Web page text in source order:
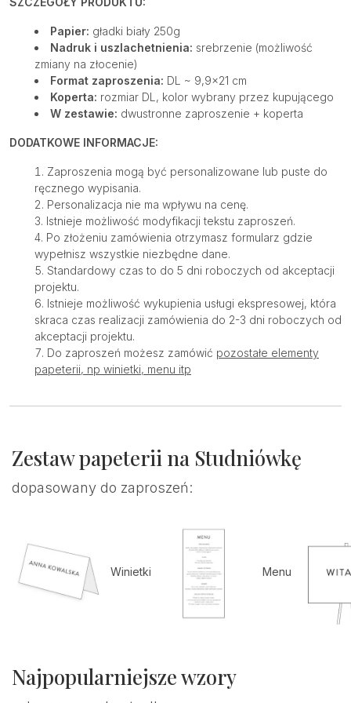
Papier: gładki biały 250g
Nadruk i uszlachetnienia: srebrzenie (możliwość
zmiany na złocenie)
Format zaproszenia: DL ~ 9,9×21 cm
Koperta: rozmiar DL, kolor wybrany przez kupującego
W zestawie: dwustronne zaproszenie + koperta
DODATKOWE INFORMACJE:
Zaproszenia mogą być personalizowane lub puste do
ręcznego wypisania.
Personalizacja nie ma wpływu na cenę.
Istnieje możliwość modyfikacji tekstu zaproszeń.
Po złożeniu zamówienia otrzymasz formularz gdzie
wypełnisz wszystkie niezbędne dane.
Standardowy czas to do 5 dni roboczych od akceptacji
projektu.
Istnieje możliwość wykupienia usługi ekspresowej, która
skraca czas realizacji zamówienia do 2-3 dni roboczych od
akceptacji projektu.
Do zaproszeń możesz zamówić pozostałe elementy
papeterii, np winietki, menu itp
Zestaw papeterii na Studniówkę
dopasowany do zaproszeń:
Winietki Menu
Najpopularniejsze wzory